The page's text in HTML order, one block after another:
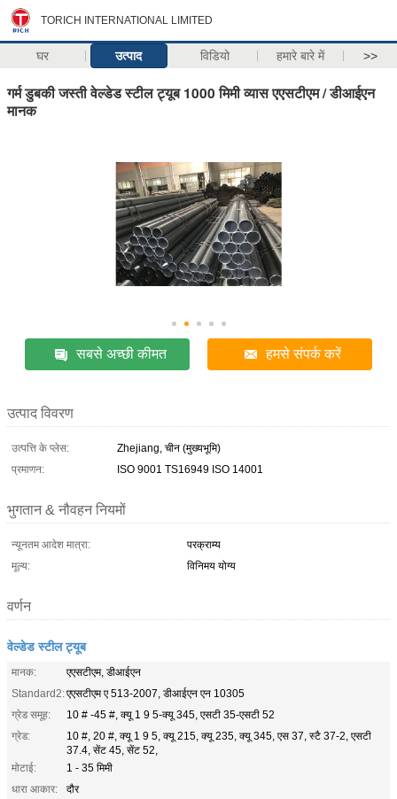
TORICH INTERNATIONAL LIMITED
घर उत्पाद विडियो हमारे बारे में >>
गर्म डुबकी जस्ती वेल्डेड स्टील ट्यूब 1000 मिमी व्यास एएसटीएम / डीआईएन
मानक
सबसे अच्छी कीमत हमसे संपर्क करें
उत्पाद विवरण
उत्पत्ति के प्लेस:
Zhejiang, चीन (मुख्यभूमि)
प्रमाणन:
ISO 9001 TS16949 ISO 14001
भुगतान & नौवहन नियमों
न्यूनतम आदेश मात्रा:
परक्राम्य
मूल्य:
विनिमय योग्य
वर्णन
वेल्डेड स्टील ट्यूब
मानक:
एएसटीएम, डीआईएन
Standard2:एएसटीएम ए 513-2007, डीआईएन एन 10305
ग्रेड समूह:
10 # -45 #, क्यू 1 9 5-क्यू 345, एसटी 35-एसटी 52
ग्रेड:
10 #, 20 #, क्यू 1 9 5, क्यू 215, क्यू 235, क्यू 345, एस 37, स्टै 37-2, एसटी
37.4, सेंट 45, सेंट 52,
मोटाई:
1 - 35 मिमी
धारा आकार:
दौर